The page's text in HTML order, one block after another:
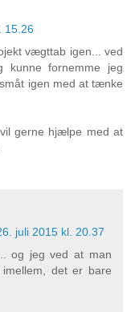
15.26
vægttab igen... ved
kunne fornemme jeg
igen med at tænke
gerne hjælpe med at
juli 2015 kl. 20.37
og jeg ved at man
det er bare